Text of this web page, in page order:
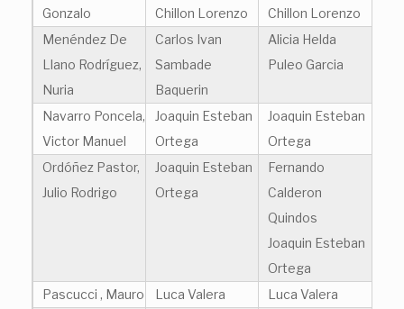
Gonzalo
Chillon Lorenzo
Chillon Lorenzo
Menéndez De
Llano Rodríguez,
Nuria
Carlos Ivan
Sambade
Baquerin
Alicia Helda
Puleo Garcia
Navarro Poncela,
Victor Manuel
Joaquin Esteban
Ortega
Joaquin Esteban
Ortega
Ordóñez Pastor,
Julio Rodrigo
Joaquin Esteban
Ortega
Fernando
Calderon
Quindos
Joaquin Esteban
Ortega
Pascucci , Mauro
Luca Valera
Luca Valera